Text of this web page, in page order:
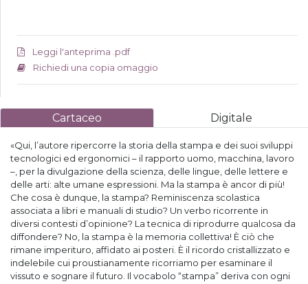
Leggi l'anteprima .pdf
Richiedi una copia omaggio
Cartaceo Digitale
«Qui, l’autore ripercorre la storia della stampa e dei suoi sviluppi
tecnologici ed ergonomici – il rapporto uomo, macchina, lavoro
–, per la divulgazione della scienza, delle lingue, delle lettere e
delle arti: alte umane espressioni. Ma la stampa è ancor di più!
Che cosa è dunque, la stampa? Reminiscenza scolastica
associata a libri e manuali di studio? Un verbo ricorrente in
diversi contesti d’opinione? La tecnica di riprodurre qualcosa da
diffondere? No, la stampa è la memoria collettiva! È ciò che
rimane imperituro, affidato ai posteri. È il ricordo cristallizzato e
indelebile cui proustianamente ricorriamo per esaminare il
vissuto e sognare il futuro. Il vocabolo “stampa” deriva con ogni